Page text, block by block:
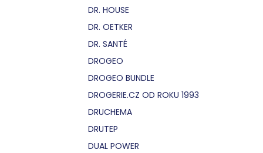
DR. HOUSE
DR. OETKER
DR. SANTÉ
DROGEO
DROGEO BUNDLE
DROGERIE.CZ OD ROKU 1993
DRUCHEMA
DRUTEP
DUAL POWER